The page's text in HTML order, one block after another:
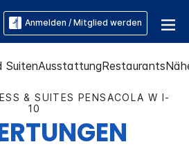
Anmelden / Mitglied werden
SuitenAusstattungRestaurants
& SUITES PENSACOLA W I-
10